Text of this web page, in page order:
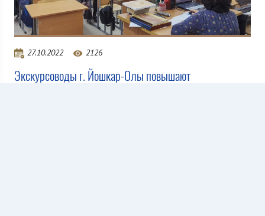
27.10.2022 2126
Экскурсоводы г. Йошкар-Олы повышают